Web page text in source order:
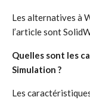
Les alternatives à
l’article sont
Quelles sont les
Simulation ?
Les